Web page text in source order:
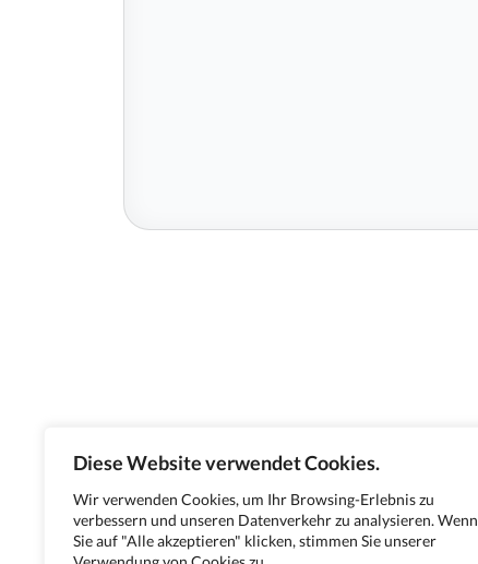
Diese Website verwendet Cookies.
Wir verwenden Cookies, um Ihr Browsing-Erlebnis zu
verbessern und unseren Datenverkehr zu analysieren. Wenn
Sie auf "Alle akzeptieren" klicken, stimmen Sie unserer